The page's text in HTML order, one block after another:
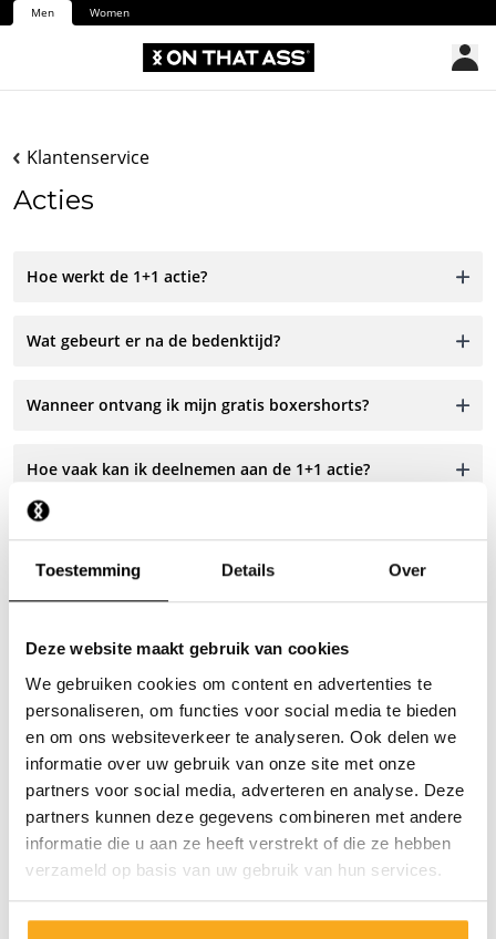
Toestemming Details Over
Deze website maakt gebruik van cookies
We gebruiken cookies om content en advertenties te
personaliseren, om functies voor social media te bieden
en om ons websiteverkeer te analyseren. Ook delen we
informatie over uw gebruik van onze site met onze
partners voor social media, adverteren en analyse. Deze
partners kunnen deze gegevens combineren met andere
informatie die u aan ze heeft verstrekt of die ze hebben
verzameld op basis van uw gebruik van hun services.
Men Women
Klantenservice
Acties
Hoe werkt de 1+1 actie?
Wat gebeurt er na de bedenktijd?
Wanneer ontvang ik mijn gratis boxershorts?
Hoe vaak kan ik deelnemen aan de 1+1 actie?
Neem contact op
Wij staan 24/7 voor je klaar! Gebruik onze chatbot om
snel antwoord te krijgen. Klik op 'Stuur een bericht',
selecteer je type abonnement en stel je vraag. Je kunt
ons ook bereiken via hello-nl@onthatass.com. We
streven ernaar om je vraag binnen 3 werkdagen te
beantwoorden. Tel: +31 73 303 41 75 (ma-vr, 09:00u -
12:00u).